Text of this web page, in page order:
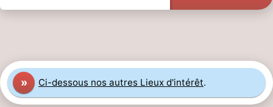
» Ci-dessous nos autres Lieux d'intérêt.